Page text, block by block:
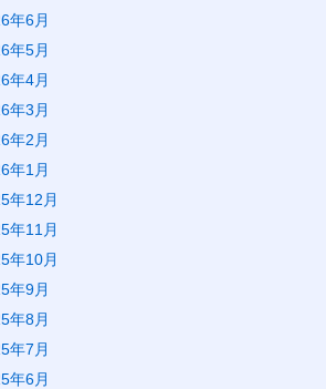
年6月
年5月
年4月
年3月
年2月
年1月
年12月
年11月
年10月
年9月
年8月
年7月
年6月